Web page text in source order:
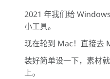
2021 年我们给
小工具。
现在轮到 Mac！直接去
装好简单设一下，素材
上。